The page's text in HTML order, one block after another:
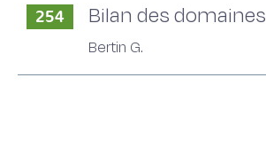
254 Bilan des domaines
Bertin G.